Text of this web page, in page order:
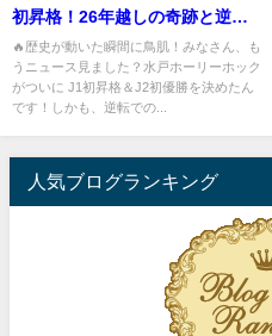
初昇格！26年越しの奇跡と逆転
優勝のドラマ
🔥歴史が動いた瞬間に鳥肌！みなさん、も
うニュース見ました？水戸ホーリーホック
がついに J1初昇格＆J2初優勝を決めたん
です！しかも、逆転での...
人気ブログランキング